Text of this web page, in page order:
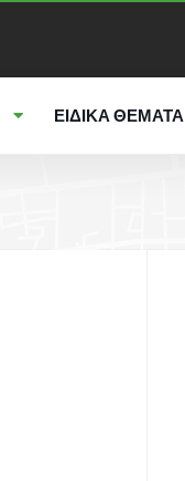
ΕΙΔΙΚΑ ΘΕΜΑΤΑ